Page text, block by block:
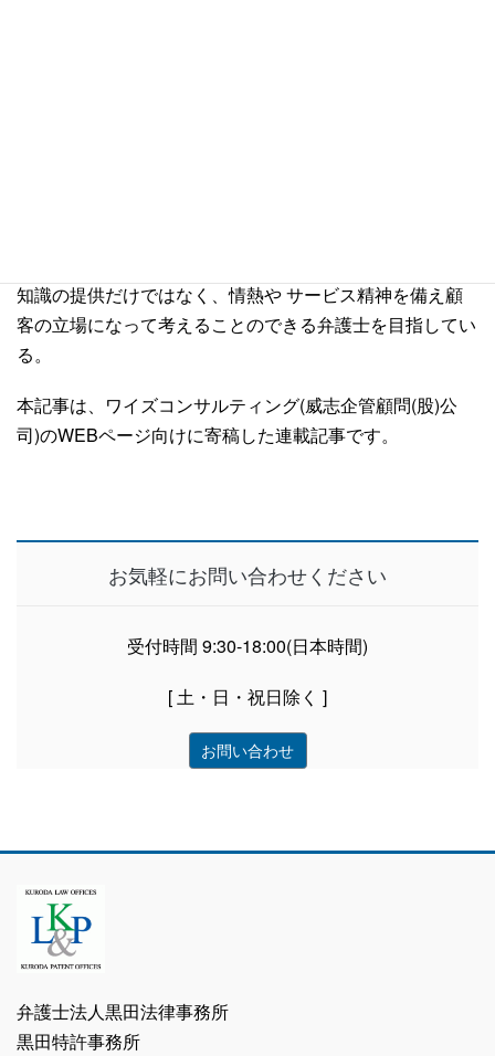
知識の提供だけではなく、情熱や サービス精神を備え顧
客の立場になって考えることのできる弁護士を目指してい
る。
本記事は、ワイズコンサルティング(威志企管顧問(股)公
司)のWEBページ向けに寄稿した連載記事です。
お気軽にお問い合わせください
受付時間 9:30-18:00(日本時間)
[ 土・日・祝日除く ]
お問い合わせ
弁護士法人黒田法律事務所
黒田特許事務所